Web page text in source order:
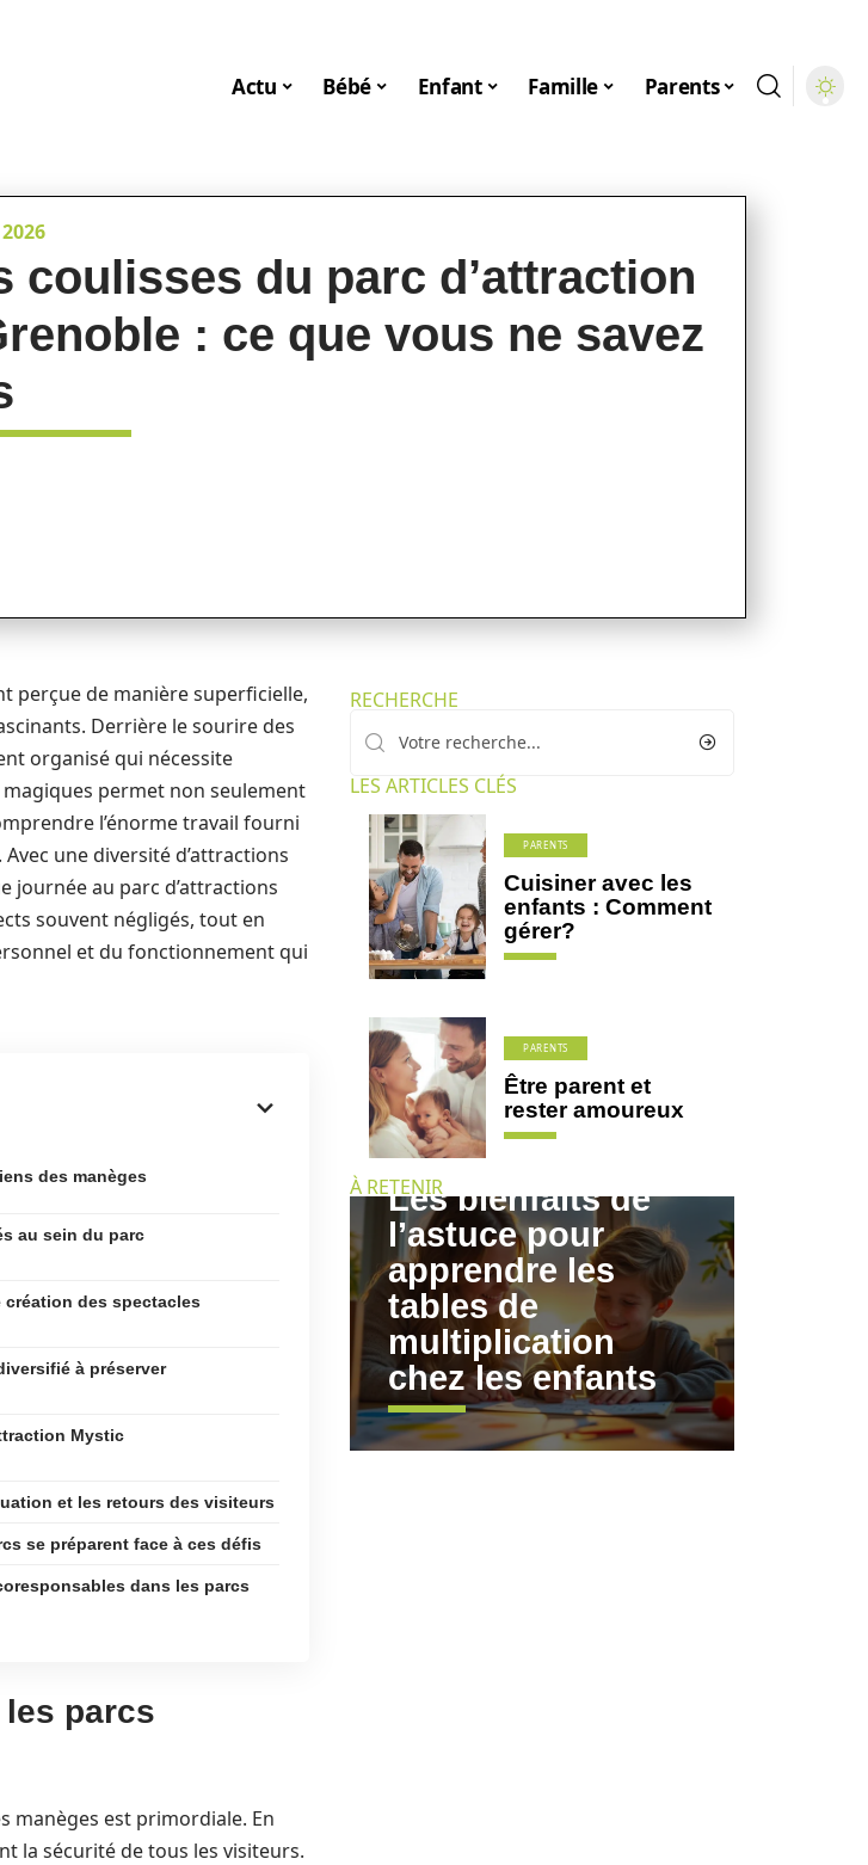
Actu Bébé Enfant Famille Parents
coulisses du parc d’attraction
: ce que vous ne savez
perçue de manière superficielle,
Derrière le sourire des
organisé qui nécessite
permet non seulement
l’énorme travail fourni
une diversité d’attractions
journée au parc d’attractions
souvent négligés, tout en
et du fonctionnement qui
des manèges
au sein du parc
création des spectacles
à préserver
Mystic
et les retours des visiteurs
se préparent face à ces défis
dans les parcs
parcs
manèges est primordiale. En
la sécurité de tous les visiteurs.
RECHERCHE
LES ARTICLES CLÉS
PARENTS
Cuisiner avec les
enfants : Comment
gérer?
PARENTS
Être parent et
rester amoureux
À RETENIR
Les bienfaits de
l’astuce pour
apprendre les
tables de
multiplication
chez les enfants